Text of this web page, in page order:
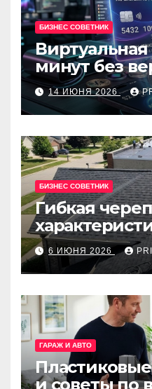
БИЗНЕС СОВЕТНИК
Виртуальная
минут без
банков с
USDT
14 ИЮНЯ 2026
БИЗНЕС СОВЕТНИК
Гибкая
применения
6 ИЮНЯ 2026
ГАРАЖ И АВТО
и советы по